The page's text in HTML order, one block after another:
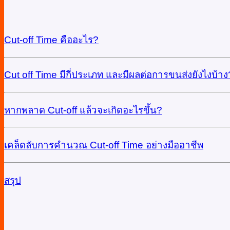
Cut-off Time คืออะไร?
Cut off Time มีกี่ประเภท และมีผลต่อการขนส่งยังไงบ้าง
หากพลาด Cut-off แล้วจะเกิดอะไรขึ้น?
เคล็ดลับการคำนวณ Cut-off Time อย่างมืออาชีพ
สรุป